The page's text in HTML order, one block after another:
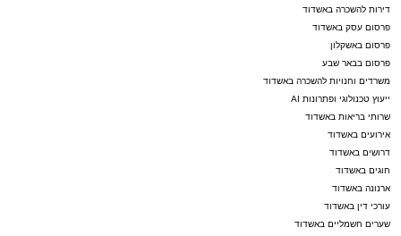
דירות להשכרה באשדוד
פרסום עסק באשדוד
פרסום באשקלון
פרסום בבאר שבע
משרדים וחנויות להשכרה באשדוד
ייעוץ טכנולוגי ופתרונות AI
שרותי בריאות באשדוד
אירועים באשדוד
דרושים באשדוד
חוגים באשדוד
ארנונה באשדוד
עורכי דין באשדוד
שערים חשמליים באשדוד